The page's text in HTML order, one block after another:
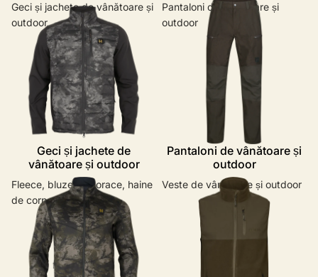
Geci și jachete de vânătoare și
outdoor
Geci și jachete de
vânătoare și outdoor
Pantaloni de vânătoare și
outdoor
Pantaloni de vânătoare și
outdoor
Fleece, bluze, hanorace, haine
de corp
Veste de vânătoare și outdoor